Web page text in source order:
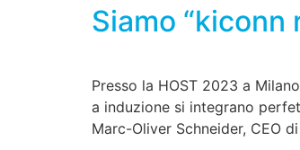
Siamo “kiconn
Presso la HOST 2023 a
a induzione si integrano
Marc-Oliver Schneider, CEO